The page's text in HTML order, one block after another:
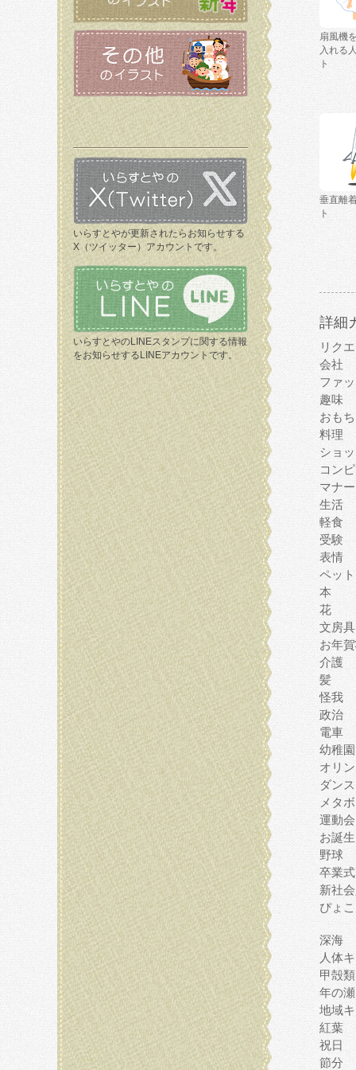
いらすとやが更新されたらお知らせする
X（ツイッター）アカウントです。
いらすとやのLINEスタンプに関する情報
をお知らせするLINEアカウントです。
扇風機
入れる
ト
垂直離
ト
詳細
リク
会社
ファ
趣味
おも
料理
ショ
コン
マナー
生活
軽食
受験
表情
ペット
本
花
文房具
お年
介護
髪
怪我
政治
電車
幼稚園
オリ
ダンス
メタ
運動会
お誕
野球
卒業式
新社
ぴょこ
深海
人体
甲殻類
年の瀬
地域
紅葉
祝日
節分